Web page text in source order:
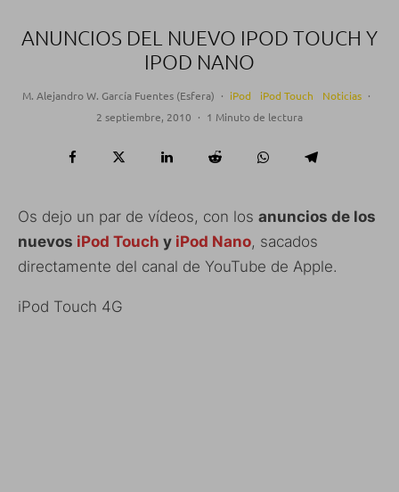
ANUNCIOS DEL NUEVO IPOD TOUCH Y
IPOD NANO
M. Alejandro W. García Fuentes (Esfera) · iPod iPod Touch Noticias ·
2 septiembre, 2010 · 1 Minuto de lectura
Os dejo un par de vídeos, con los anuncios de los
nuevos iPod Touch y iPod Nano, sacados
directamente del canal de YouTube de Apple.
iPod Touch 4G